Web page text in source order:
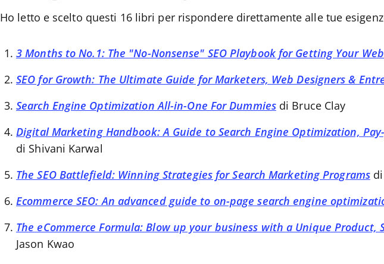
Ho letto e scelto questi 16 libri per rispondere direttamente alle tue
3 Months to No.1: The "No-Nonsense" SEO Playbook for Getting Your
SEO for Growth: The Ultimate Guide for Marketers, Web Designers &
Search Engine Optimization All-in-One For Dummies di Bruce Clay
Digital Marketing Handbook: A Guide to Search Engine Optimization,
di Shivani Karwal
The SEO Battlefield: Winning Strategies for Search Marketing Programsdi
Ecommerce SEO: An advanced guide to on-page search engine
The eCommerce Formula: Blow up your business with a Unique
Jason Kwao